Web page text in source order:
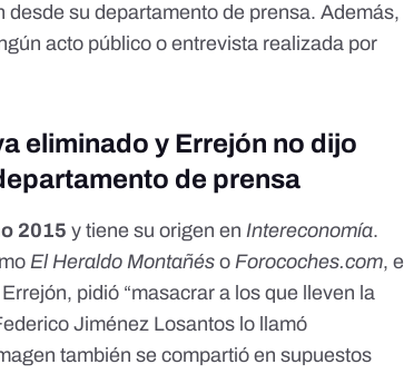
su departamento de prensa. Además,
acto público o entrevista realizada por
eliminado y Errejón no dijo
de prensa
2015 y tiene su origen enIntereconomía.
El Heraldo Montañés oForocoches.com, el
pidió “masacrar a los que lleven la
Jiménez Losantos lo llamó
también se compartió en supuestos